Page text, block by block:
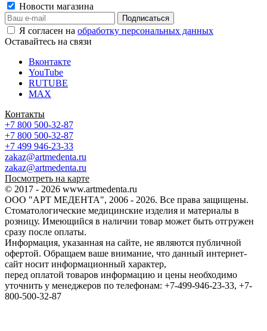
Новости магазина
Я согласен на обработку персональных данных
Оставайтесь на связи
Вконтакте
YouTube
RUTUBE
MAX
Контакты
+7 800 500-32-87
+7 800 500-32-87
+7 499 946-23-33
zakaz@artmedenta.ru
zakaz@artmedenta.ru
Посмотреть на карте
© 2017 - 2026 www.artmedenta.ru
ООО "АРТ МЕДЕНТА", 2006 - 2026. Все права защищены.
Стоматологические медицинские изделия и материалы в
розницу. Имеющийся в наличии товар может быть отгружен
сразу после оплаты.
Информация, указанная на сайте, не являются публичной
офертой. Обращаем ваше внимание, что данный интернет-
сайт носит информационный характер,
перед оплатой товаров информацию и цены необходимо
уточнить у менеджеров по телефонам: +7-499-946-23-33, +7-
800-500-32-87